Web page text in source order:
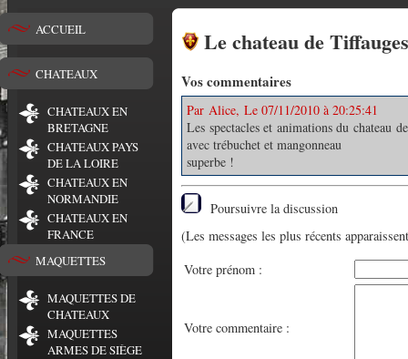
ACCUEIL
CHATEAUX
CHATEAUX EN
BRETAGNE
CHATEAUX PAYS
DE LA LOIRE
CHATEAUX EN
NORMANDIE
CHATEAUX EN
FRANCE
MAQUETTES
MAQUETTES DE
CHATEAUX
MAQUETTES
ARMES DE SIÈGE
Le chateau de Tiffauges
Vos commentaires
Par Alice, Le 07/11/2010 à 20:25:41
Les spectacles et animations du chateau
avec trébuchet et mangonneau
superbe !
Poursuivre la discussion
(Les messages les plus récents
Votre prénom :
Votre commentaire :